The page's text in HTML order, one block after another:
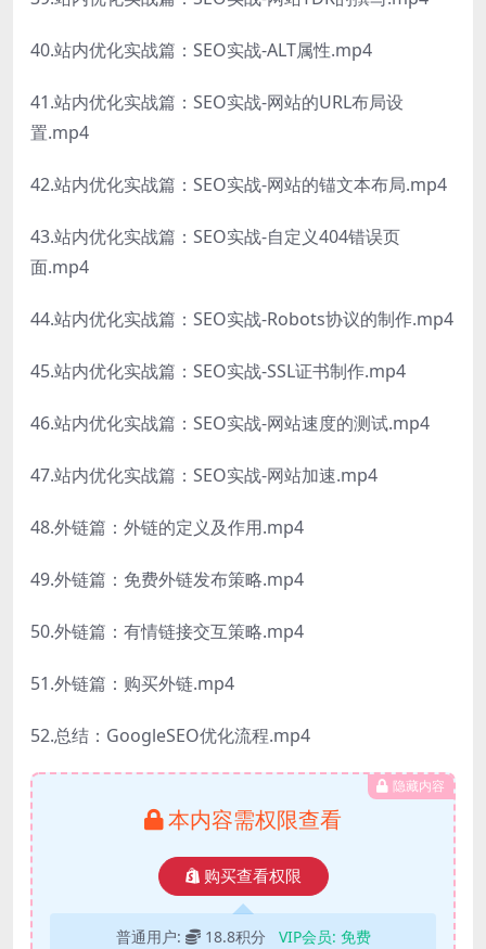
40.站内优化实战篇：SEO实战-ALT属性.mp4
41.站内优化实战篇：SEO实战-网站的URL布局设
置.mp4
42.站内优化实战篇：SEO实战-网站的锚文本布局.mp4
43.站内优化实战篇：SEO实战-自定义404错误页
面.mp4
44.站内优化实战篇：SEO实战-Robots协议的制作.mp4
45.站内优化实战篇：SEO实战-SSL证书制作.mp4
46.站内优化实战篇：SEO实战-网站速度的测试.mp4
47.站内优化实战篇：SEO实战-网站加速.mp4
48.外链篇：外链的定义及作用.mp4
49.外链篇：免费外链发布策略.mp4
50.外链篇：有情链接交互策略.mp4
51.外链篇：购买外链.mp4
52.总结：GoogleSEO优化流程.mp4
隐藏内容
本内容需权限查看
购买查看权限
普通用户: 18.8积分 VIP会员: 免费